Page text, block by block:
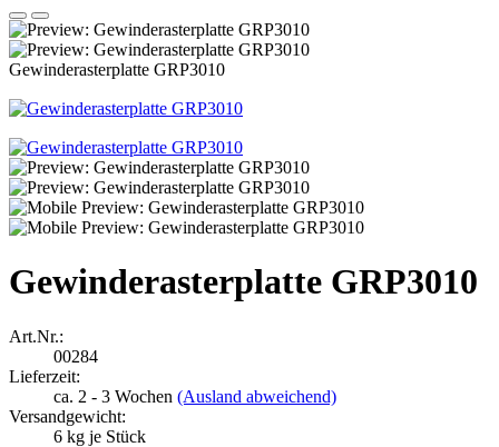
Gewinderasterplatte GRP3010
Gewinderasterplatte GRP3010
Art.Nr.:
00284
Lieferzeit:
ca. 2 - 3 Wochen (Ausland abweichend)
Versandgewicht:
6 kg je Stück